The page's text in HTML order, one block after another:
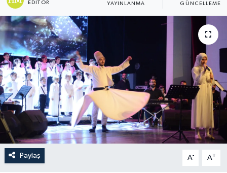
EDITÖR YAYINLANMA GÜNCELLEME
Paylaş A- A+